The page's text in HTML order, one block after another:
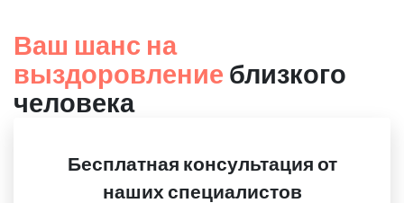
Ваш шанс на
выздоровление близкого
человека
Бесплатная консультация от
наших специалистов